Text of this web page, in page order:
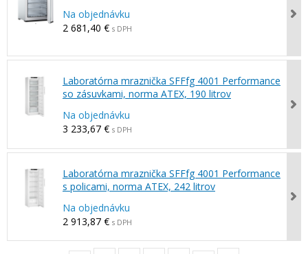
Na objednávku
2 681,40 € s DPH
Laboratórna mraznička SFFfg 4001 Performance
so zásuvkami, norma ATEX, 190 litrov
Na objednávku
3 233,67 € s DPH
Laboratórna mraznička SFFfg 4001 Performance
s policami, norma ATEX, 242 litrov
Na objednávku
2 913,87 € s DPH